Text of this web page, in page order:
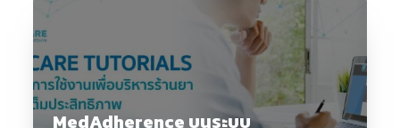
MedAdherence บนระบบ